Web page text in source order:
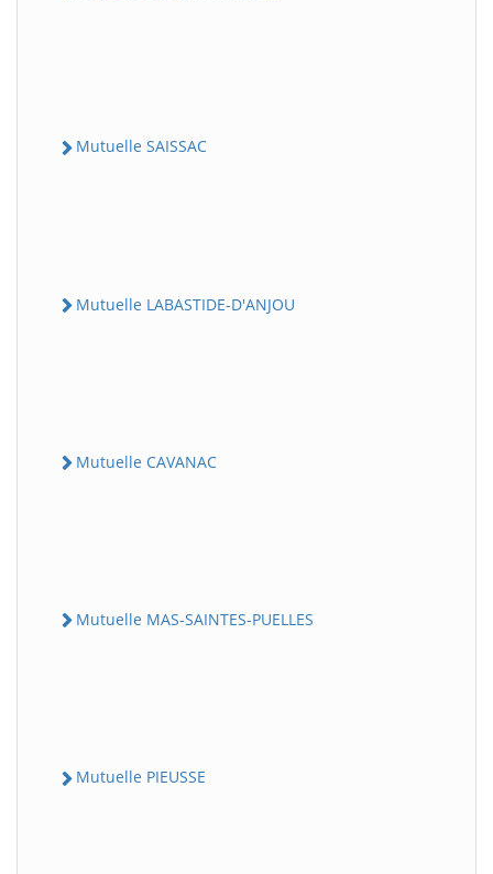
Mutuelle SAISSAC
Mutuelle LABASTIDE-D'ANJOU
Mutuelle CAVANAC
Mutuelle MAS-SAINTES-PUELLES
Mutuelle PIEUSSE